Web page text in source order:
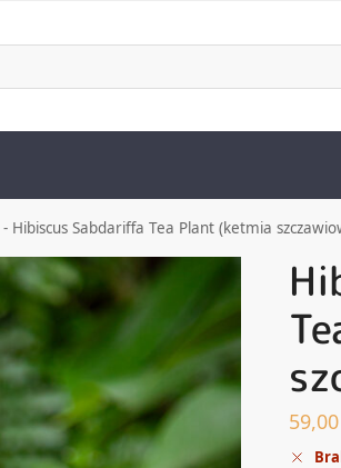
- Hibiscus Sabdariffa Tea Plant (ketmia
59,00